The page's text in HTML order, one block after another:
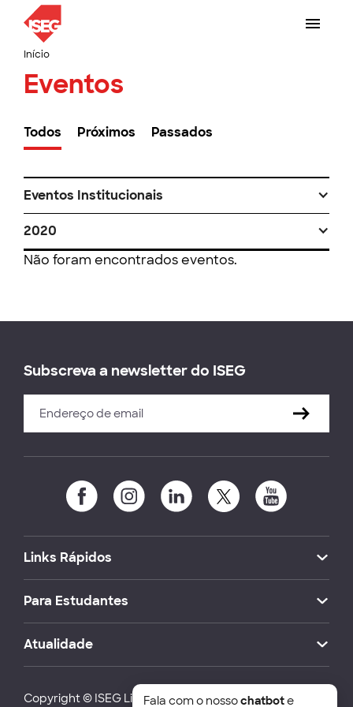
Início
Eventos
Todos Próximos Passados
Eventos Institucionais
2020
Não foram encontrados eventos.
Subscreva a newsletter do ISEG
Links Rápidos
Para Estudantes
Atualidade
Copyright © ISEG Lisbon School of Economics and
Fala com o nossochatbote